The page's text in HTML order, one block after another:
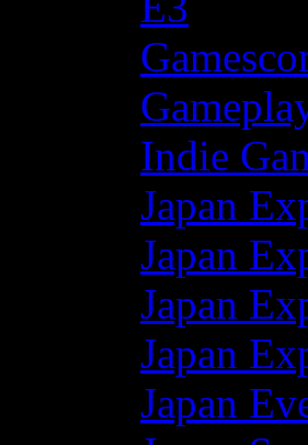
Indie
Japan
Japan
Japan
Japan
Japan